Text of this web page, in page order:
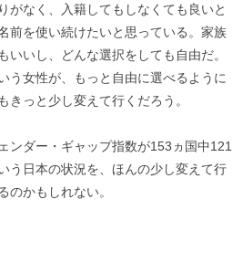
がなく、入籍してもしなくても良いと
前を使い続けたいと思っている。家族
いいし、どんな選択をしても自由だ。
う女性が、もっと自由に選べるように
きっと少し変えて行くだろう。
ンダー・ギャップ指数が153ヵ国中121
う日本の状況を、ほんの少し変えて行
のかもしれない。